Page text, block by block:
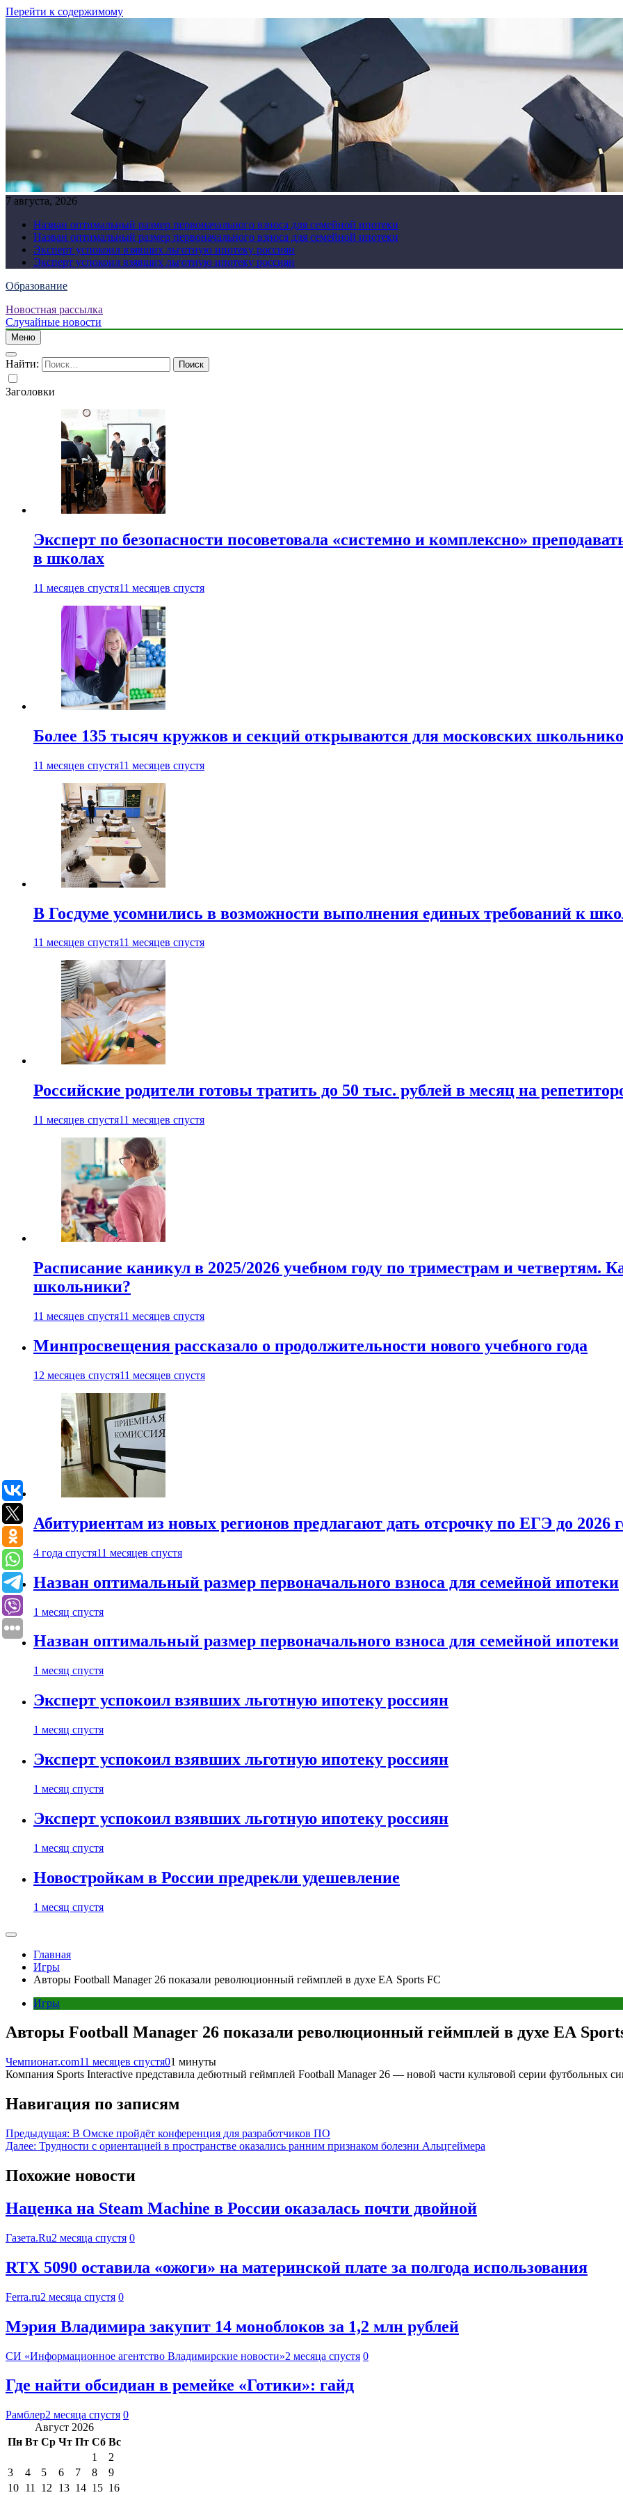
Перейти к содержимому
7 августа, 2026
Назван оптимальный размер первоначального взноса для семейной ипотеки
Назван оптимальный размер первоначального взноса для семейной ипотеки
Эксперт успокоил взявших льготную ипотеку россиян
Эксперт успокоил взявших льготную ипотеку россиян
Образование
Новостная рассылка
Случайные новости
Меню
Найти:
Заголовки
Эксперт по безопасности посоветовала «системно и комплексно»
в школах
11 месяцев спустя11 месяцев спустя
Более 135 тысяч кружков и секций открываются для московских
11 месяцев спустя11 месяцев спустя
В Госдуме усомнились в возможности выполнения единых требований к
11 месяцев спустя11 месяцев спустя
Российские родители готовы тратить до 50 тыс. рублей в месяц на
11 месяцев спустя11 месяцев спустя
Расписание каникул в 2025/2026 учебном году по триместрам и четвертям.
школьники?
11 месяцев спустя11 месяцев спустя
Минпросвещения рассказало о продолжительности нового учебного года
12 месяцев спустя11 месяцев спустя
Абитуриентам из новых регионов предлагают дать отсрочку по ЕГЭ до 2026
4 года спустя11 месяцев спустя
Назван оптимальный размер первоначального взноса для семейной ипотеки
1 месяц спустя
Назван оптимальный размер первоначального взноса для семейной ипотеки
1 месяц спустя
Эксперт успокоил взявших льготную ипотеку россиян
1 месяц спустя
Эксперт успокоил взявших льготную ипотеку россиян
1 месяц спустя
Эксперт успокоил взявших льготную ипотеку россиян
1 месяц спустя
Новостройкам в России предрекли удешевление
1 месяц спустя
Главная
Игры
Авторы Football Manager 26 показали революционный геймплей в духе EA Sports FC
Игры
Авторы Football Manager 26 показали революционный геймплей в духе EA
Чемпионат.com11 месяцев спустя01 минуты
Компания Sports Interactive представила дебютный геймплей Football Manager 26 — новой части культовой серии футбольных
Навигация по записям
Предыдущая: В Омске пройдёт конференция для разработчиков ПО
Далее: Трудности с ориентацией в пространстве оказались ранним признаком болезни Альцгеймера
Похожие новости
Наценка на Steam Machine в России оказалась почти двойной
Газета.Ru2 месяца спустя 0
RTX 5090 оставила «ожоги» на материнской плате за полгода использования
Ferra.ru2 месяца спустя 0
Мэрия Владимира закупит 14 моноблоков за 1,2 млн рублей
СИ «Информационное агентство Владимирские новости»2 месяца спустя 0
Где найти обсидиан в ремейке «Готики»: гайд
Рамблер2 месяца спустя 0
Август 2026
Пн Вт Ср Чт Пт Сб Вс
1
2
3
4 5 6 7 8
9
10 11 12 13 14 15 16